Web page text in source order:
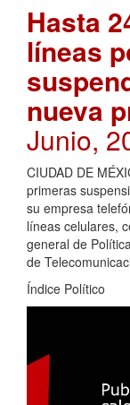
Hasta
líneas
nueva
Junio,
CIUDAD DE
primeras
su empresa
líneas celulares,
general de
de
Índice Político